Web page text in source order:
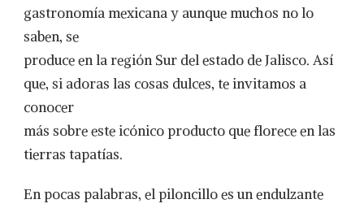
gastronomía mexicana y aunque muchos no lo
saben, se
produce en la región Sur del estado de Jalisco. Así
que, si adoras las cosas dulces, te invitamos a
conocer
más sobre este icónico producto que florece en las
tierras tapatías.
En pocas palabras, el piloncillo es un endulzante